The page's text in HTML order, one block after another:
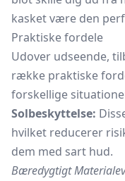
kasket være den
Praktiske fordele
Udover udseende,
række praktiske
forskellige
Solbeskyttelse:
hvilket reducerer
dem med sart hud.
Bæredygtigt